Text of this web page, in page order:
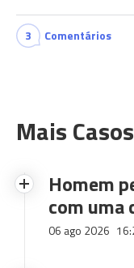
3 Comentários
Mais Casos
Homem
com uma
06 ago 2026